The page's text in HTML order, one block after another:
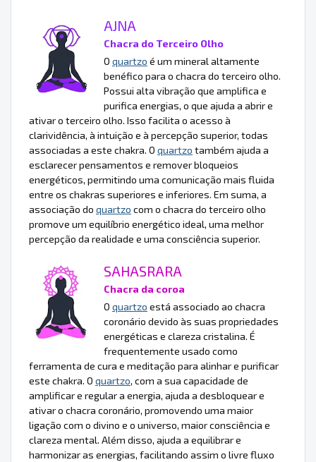
AJNA
Chacra do Terceiro Olho
O quartzo é um mineral altamente
benéfico para o chacra do terceiro olho.
Possui alta vibração que amplifica e
purifica energias, o que ajuda a abrir e
ativar o terceiro olho. Isso facilita o acesso à
clarividência, à intuição e à percepção superior, todas
associadas a este chakra. O quartzo também ajuda a
esclarecer pensamentos e remover bloqueios
energéticos, permitindo uma comunicação mais fluida
entre os chakras superiores e inferiores. Em suma, a
associação do quartzo com o chacra do terceiro olho
promove um equilíbrio energético ideal, uma melhor
percepção da realidade e uma consciência superior.
SAHASRARA
Chacra da coroa
O quartzo está associado ao chacra
coronário devido às suas propriedades
energéticas e clareza cristalina. É
frequentemente usado como
ferramenta de cura e meditação para alinhar e purificar
este chakra. O quartzo, com a sua capacidade de
amplificar e regular a energia, ajuda a desbloquear e
ativar o chacra coronário, promovendo uma maior
ligação com o divino e o universo, maior consciência e
clareza mental. Além disso, ajuda a equilibrar e
harmonizar as energias, facilitando assim o livre fluxo